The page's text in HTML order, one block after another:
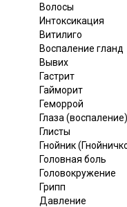
Волосы
Интоксикация
Витилиго
Воспаление гланд
Вывих
Гастрит
Гайморит
Геморрой
Глаза (воспаление)
Глисты
Гнойник
Головная боль
Головокружение
Грипп
Давление